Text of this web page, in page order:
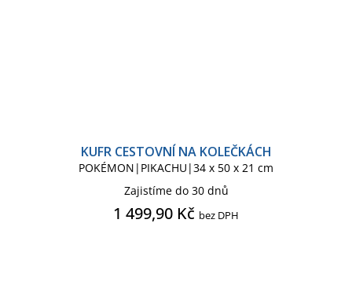
KUFR CESTOVNÍ NA KOLEČKÁCH
POKÉMON|PIKACHU|34 x 50 x 21 cm
Zajistíme do 30 dnů
1 499,90 Kč bez DPH